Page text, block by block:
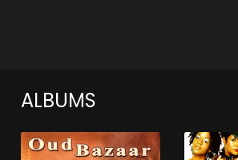
ALBUMS